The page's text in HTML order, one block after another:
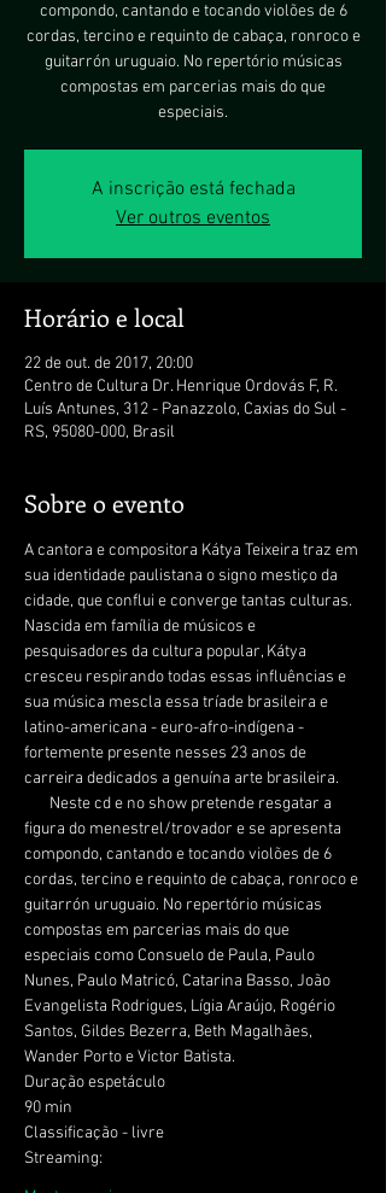
compondo, cantando e tocando violões de 6
cordas, tercino e requinto de cabaça, ronroco e
guitarrón uruguaio. No repertório músicas
compostas em parcerias mais do que
especiais.
A inscrição está fechada
Ver outros eventos
Horário e local
22 de out. de 2017, 20:00
Centro de Cultura Dr. Henrique Ordovás F, R.
Luís Antunes, 312 - Panazzolo, Caxias do Sul -
RS, 95080-000, Brasil
Sobre o evento
A cantora e compositora Kátya Teixeira traz em
sua identidade paulistana o signo mestiço da
cidade, que conflui e converge tantas culturas.
Nascida em família de músicos e
pesquisadores da cultura popular, Kátya
cresceu respirando todas essas influências e
sua música mescla essa tríade brasileira e
latino-americana - euro-afro-indígena -
fortemente presente nesses 23 anos de
figura do menestrel/trovador e se apresenta
compondo, cantando e tocando violões de 6
cordas, tercino e requinto de cabaça, ronroco e
guitarrón uruguaio. No repertório músicas
compostas em parcerias mais do que
especiais como Consuelo de Paula, Paulo
Nunes, Paulo Matricó, Catarina Basso, João
Evangelista Rodrigues, Lígia Araújo, Rogério
Santos, Gildes Bezerra, Beth Magalhães,